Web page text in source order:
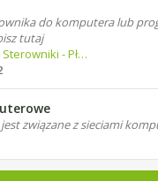
do komputera lub
tutaj
Sterowniki - Płyty główne
związane z sieciami